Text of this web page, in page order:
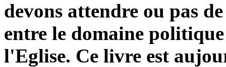
devons attendre ou pas
entre le domaine
l'Eglise. Ce livre est